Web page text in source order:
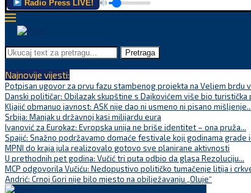
Radio Press LIVE!
Pretraga
Najnovije vijesti:
Potpisan ugovor za prvu fazu stambenog projekta na Veljem brdu
Danski političar: Obilazak skupštine s Dajkovićem više bio turistička
Kljajić obmanuo javnost: ASK nije dao ni usmeno ni pisano mišljenje...
Srbija: Manjak u državnoj kasi milijardu eura
Ivanović za Eurokaz: Evropska unija ne briše identitet – ona pruža...
Spajić: Snažno podržavamo domaće festivale koji godinama grade
MPNI do kraja jula realizovalo gotovo sve planirane aktivnosti
U prethodnih pet godina: Vučić tri puta odbio da glasa Rezoluciju...
MCP odgovorila Vučiću: Nedopustivo političko tumačenje litija i
Andrić: Crnoj Gori nije bilo mjesto na obilježavanju „Oluje“